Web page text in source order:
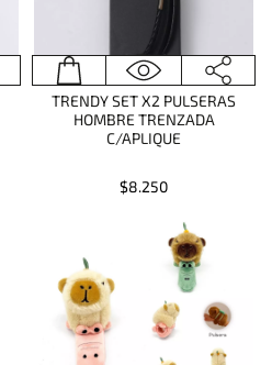
TRENDY SET X2 PULSERAS
HOMBRE TRENZADA
C/APLIQUE
$8.250